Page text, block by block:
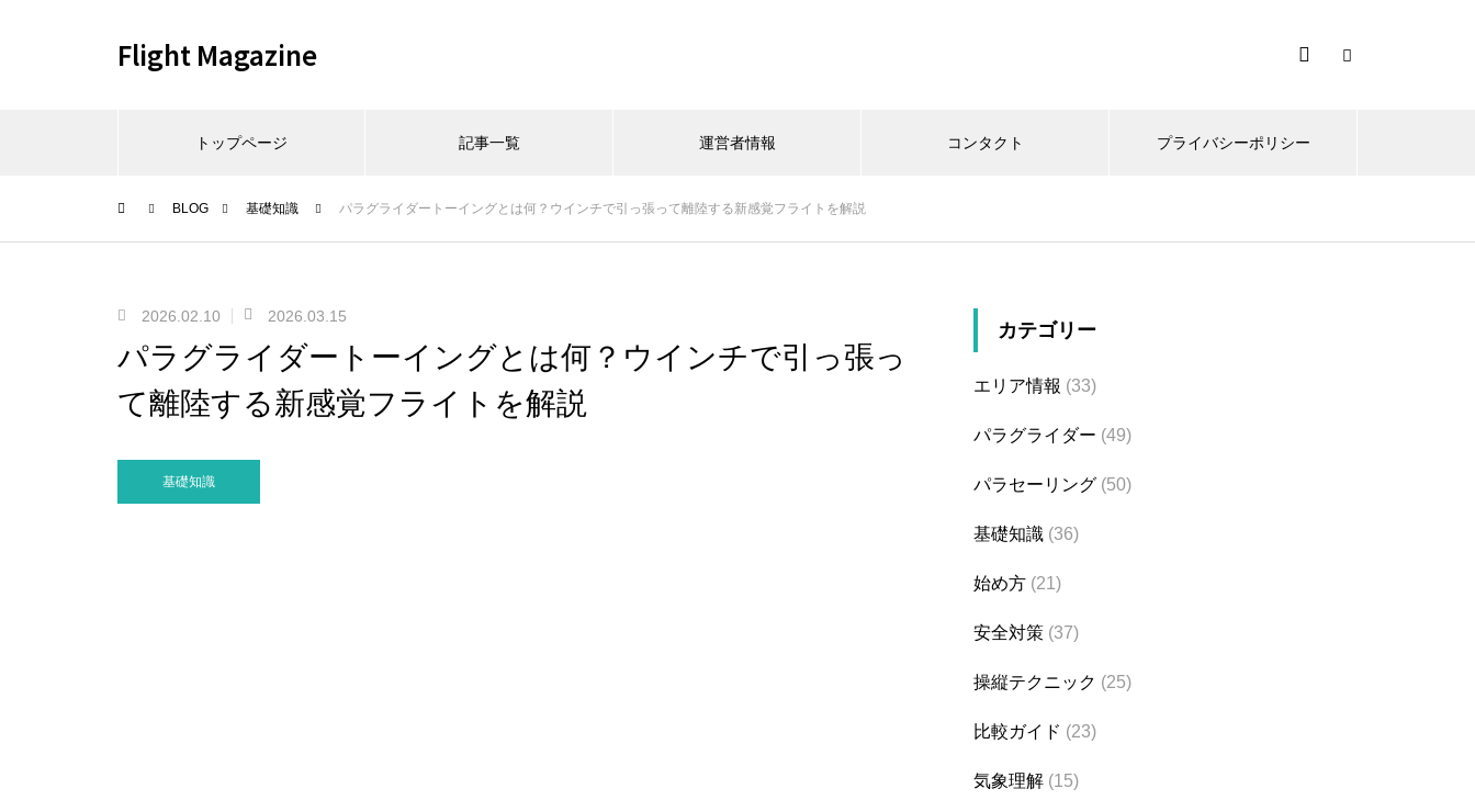
Flight Magazine
トップページ 記事一覧 運営者情報 コンタクト プライバシーポリシー
BLOG 基礎知識 パラグライダートーイングとは何？ウインチで引っ張って離陸する新感覚フライトを解説
2026.02.10 2026.03.15
パラグライダートーイングとは何？ウインチで引っ張っ
て離陸する新感覚フライトを解説
基礎知識
カテゴリー
エリア情報 (33)
パラグライダー (49)
パラセーリング (50)
基礎知識 (36)
始め方 (21)
安全対策 (37)
操縦テクニック (25)
比較ガイド (23)
気象理解 (15)